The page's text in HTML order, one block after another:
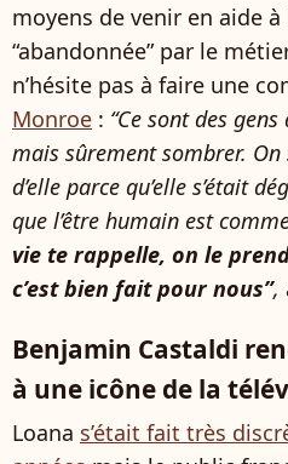
moyens de venir en aide
“abandonnée” par le
n’hésite pas à faire une
Monroe : “Ce sont des
mais sûrement sombrer. On
d’elle parce qu’elle s’était
que l’être humain est
vie te rappelle, on le
c’est bien fait pour nous”,
Benjamin Castaldi
à une icône de la
Loana s’était fait très